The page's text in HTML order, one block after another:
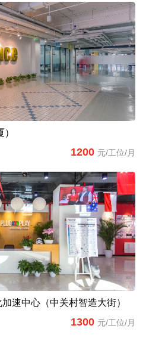
1200 元/工位/月
中心（中关村智造大街）
1300 元/工位/月